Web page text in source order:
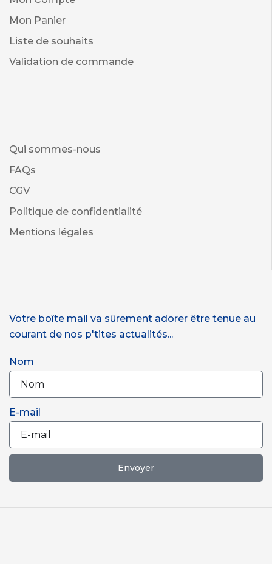
Mon Panier
Liste de souhaits
Validation de commande
Qui sommes-nous
FAQs
CGV
Politique de confidentialité
Mentions légales
Votre boîte mail va sûrement adorer être tenue au
courant de nos p'tites actualités...
Nom
E-mail
Envoyer